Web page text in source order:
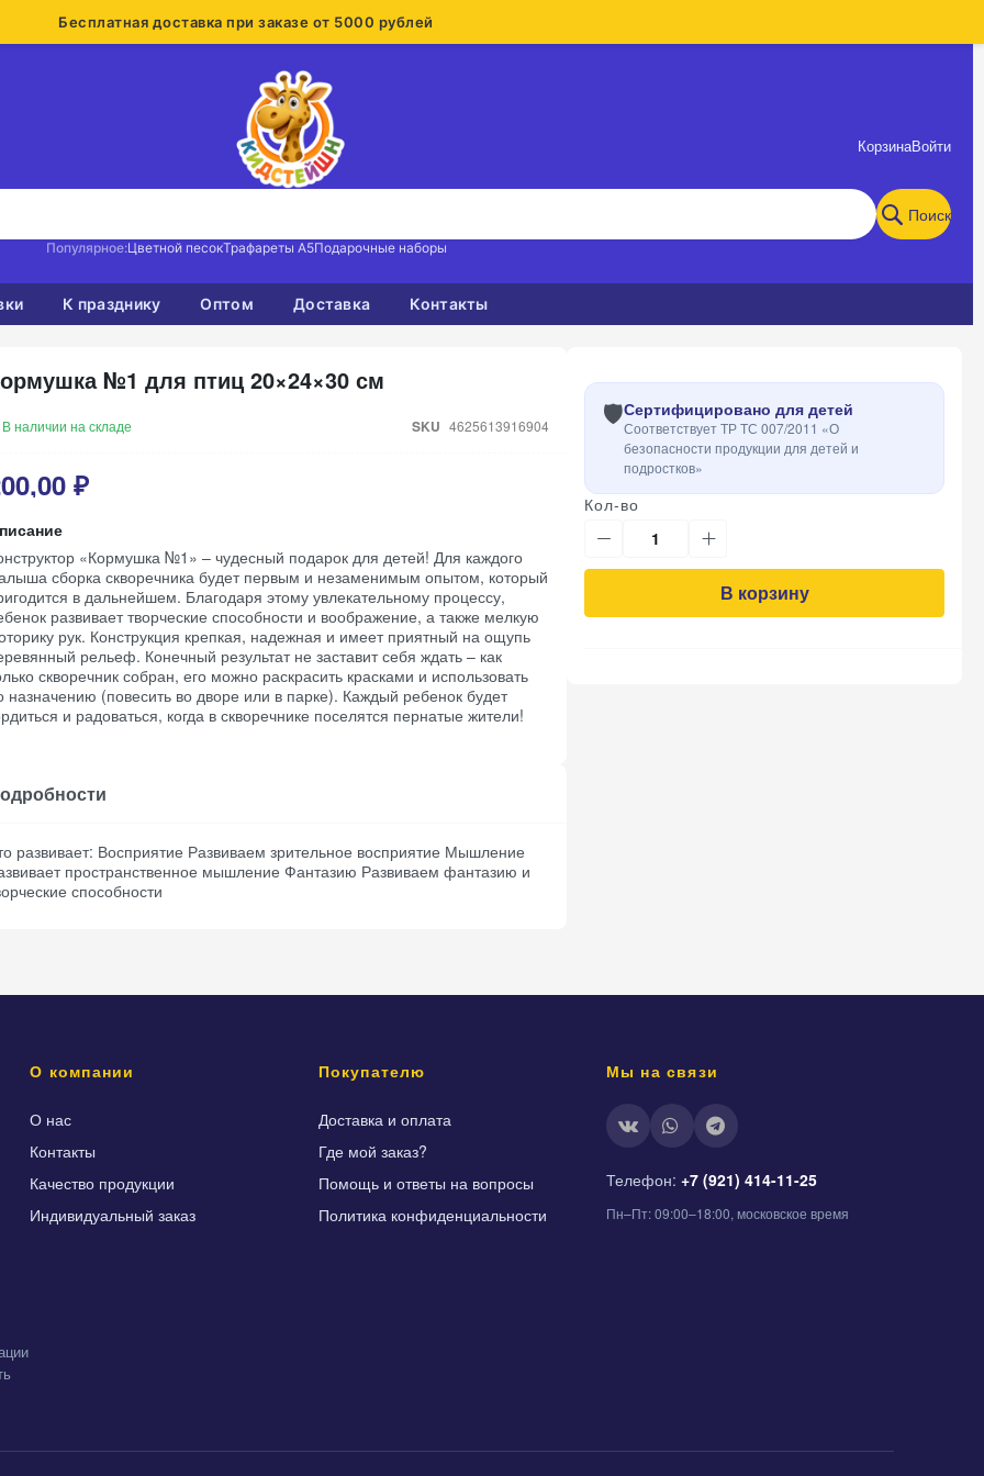
Бесплатная доставка при заказе от 5000 рублей
Популярное:Цветной песокТрафареты А5Подарочные наборы
Поиск
КорзинаВойти
К празднику Оптом Доставка Контакты
№1 для птиц 20×24×30 см
В наличии на складе SKU 4625613916904
₽
«Кормушка №1» – чудесный подарок для детей! Для каждого
сборка скворечника будет первым и незаменимым опытом, который
в дальнейшем. Благодаря этому увлекательному процессу,
развивает творческие способности и воображение, а также мелкую
рук. Конструкция крепкая, надежная и имеет приятный на ощупь
рельеф. Конечный результат не заставит себя ждать – как
скворечник собран, его можно раскрасить красками и использовать
назначению (повесить во дворе или в парке). Каждый ребенок будет
и радоваться, когда в скворечнике поселятся пернатые жители!
развивает: Восприятие Развиваем зрительное восприятие Мышление
пространственное мышление Фантазию Развиваем фантазию и
способности
🛡️Сертифицировано для детей
Соответствует ТР ТС 007/2011 «О
безопасности продукции для детей и
подростков»
Кол-во
В корзину
О компании
О нас
Контакты
Качество продукции
Индивидуальный заказ
Покупателю
Доставка и оплата
Где мой заказ?
Помощь и ответы на вопросы
Политика конфиденциальности
Мы на связи
Телефон: +7 (921) 414-11-25
Пн–Пт: 09:00–18:00, московское время